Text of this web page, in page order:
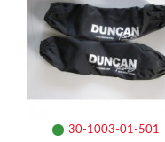
30-1003-01-501